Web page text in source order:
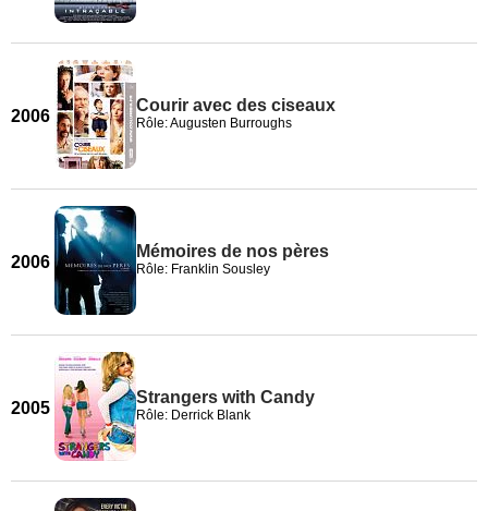
2006
Courir avec des ciseaux
Rôle: Augusten Burroughs
2006
Mémoires de nos pères
Rôle: Franklin Sousley
2005
Strangers with Candy
Rôle: Derrick Blank